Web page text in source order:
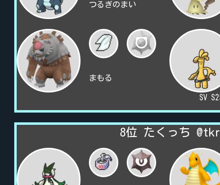
つるぎのまい
まもる
SV
8位 たくっち